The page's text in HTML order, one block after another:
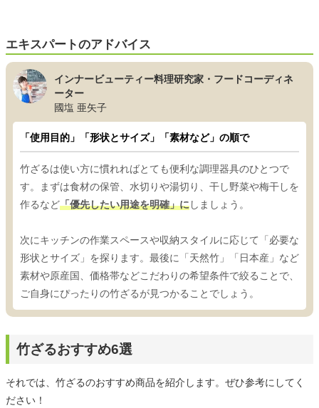
エキスパートのアドバイス
インナービューティー料理研究家・フードコーディネ
ーター
國塩 亜矢子
「使用目的」「形状とサイズ」「素材など」の順で
竹ざるは使い方に慣れればとても便利な調理器具のひとつで
す。まずは食材の保管、水切りや湯切り、干し野菜や梅干しを
作るなど「優先したい用途を明確」にしましょう。
次にキッチンの作業スペースや収納スタイルに応じて「必要な
形状とサイズ」を探ります。最後に「天然竹」「日本産」など
素材や原産国、価格帯などこだわりの希望条件で絞ることで、
ご自身にぴったりの竹ざるが見つかることでしょう。
竹ざるおすすめ6選
それでは、竹ざるのおすすめ商品を紹介します。ぜひ参考にしてく
ださい！